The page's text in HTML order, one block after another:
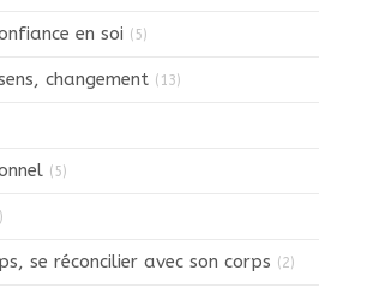
en soi (5)
changement (13)
(5)
se réconcilier avec son corps (2)